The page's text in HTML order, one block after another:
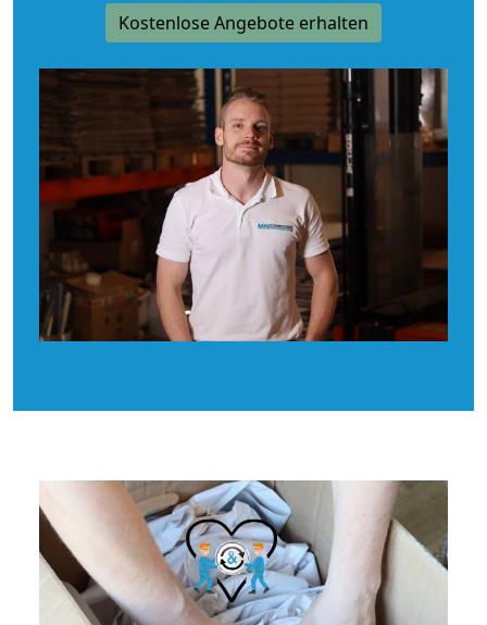
Kostenlose Angebote erhalten